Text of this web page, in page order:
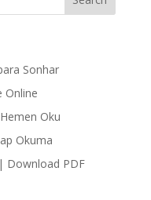
Sonhar
Online
Oku
Okuma
Download PDF